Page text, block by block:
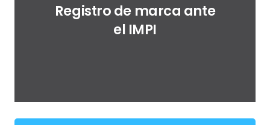
Registro de marca ante
el IMPI